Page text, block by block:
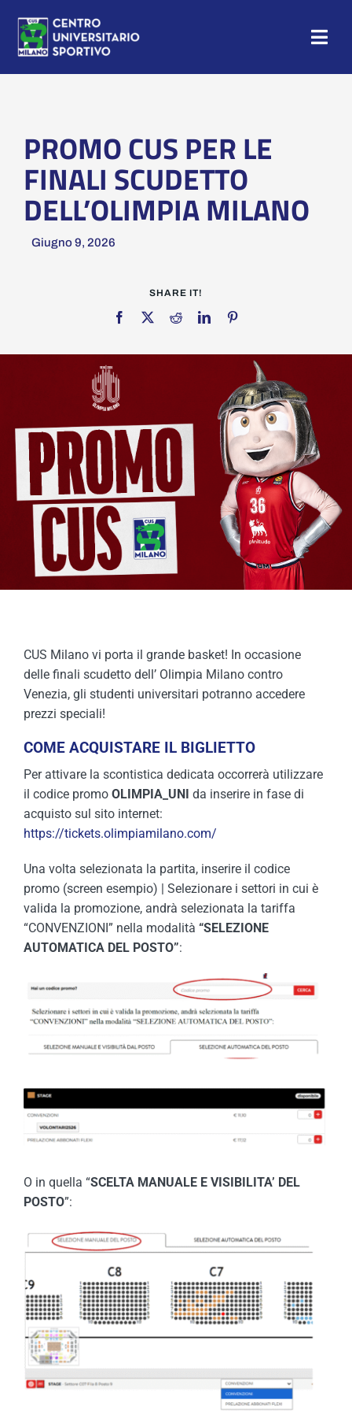
contenuto
HOME
CAMP
TESSERAMENTO
ATTIVITÀ
PROMO CUS PER LE
FINALI SCUDETTO
DELL’OLIMPIA MILANO
Giugno 9, 2026
SHARE IT!
CUS Milano vi porta il grande basket! In occasione
delle finali scudetto dell’ Olimpia Milano contro
Venezia, gli studenti universitari potranno accedere
prezzi speciali!
COME ACQUISTARE IL BIGLIETTO
Per attivare la scontistica dedicata occorrerà utilizzare
il codice promo OLIMPIA_UNI da inserire in fase di
acquisto sul sito internet:
https://tickets.olimpiamilano.com/
Una volta selezionata la partita, inserire il codice
promo (screen esempio) | Selezionare i settori in cui è
valida la promozione, andrà selezionata la tariffa
“CONVENZIONI” nella modalità “SELEZIONE
AUTOMATICA DEL POSTO”:
O in quella “SCELTA MANUALE E VISIBILITA’ DEL
POSTO”: